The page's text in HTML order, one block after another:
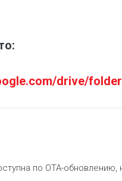
drive/
по OTA-обновлению,